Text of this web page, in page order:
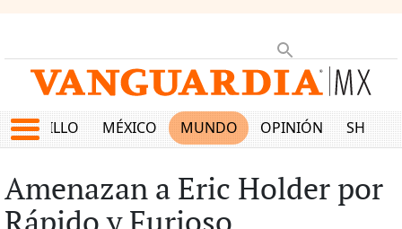
SALTILLO MÉXICO MUNDO OPINIÓN SHOW
Amenazan a Eric Holder por